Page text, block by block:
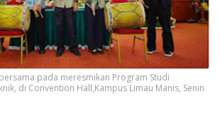
pada meresmikan Program Studi
di Convention Hall,Kampus Limau Manis, Senin